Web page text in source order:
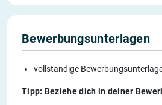
Bewerbungsunterlagen
vollständige
Tipp: Beziehe dich in deiner